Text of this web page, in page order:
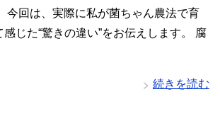
今回は、実際に私が菌ちゃん農法で育
じた“驚きの違い”をお伝えします。 腐
続きを読む